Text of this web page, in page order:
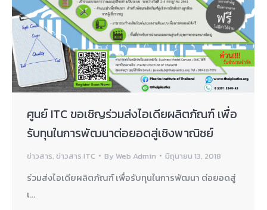
ศูนย์ ITC ขอเชิญร่วมส่งไอเดียผลิตภัณฑ์ เพื่อ
รับทุนในการพัฒนาต่อยอดสู่เชิงพาณิชย์
ข่าวสาร, ข่าวสาร ITC By Web Admin มิถุนายน 13, 2018
ร่วมส่งไอเดียผลิตภัณฑ์ เพื่อรับทุนในการพัฒนา ต่อยอดสู่
เ…